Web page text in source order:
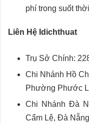
phí trong suốt
Liên Hệ Idichthuat
Trụ Sở Chính:
Chi Nhánh Hồ
Phường Phước
Chi Nhánh Đà
Cẩm Lệ, Đà Nẵng